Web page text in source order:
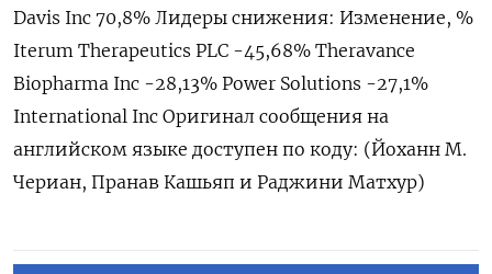
Davis Inc 70,8% Лидеры снижения: Изменение, %
Iterum Therapeutics PLC -‌45,68% Theravance
Biopharma Inc -28,13% Power Solutions -‌27,1%
International Inc Оригинал сообщения на
английском языке доступен ​по коду: (Йоханн М.
Чериан, ‌Пранав Кашьяп и Раджини Матхур)